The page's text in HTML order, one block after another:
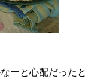
ーと心配だったと